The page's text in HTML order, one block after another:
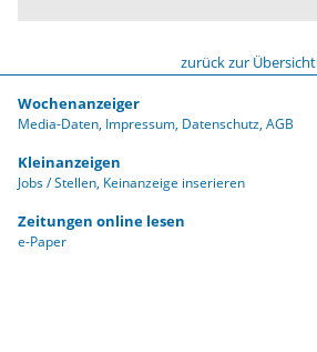
zurück zur Übersicht
Wochenanzeiger
Media-Daten Impressum Datenschutz AGB
Kleinanzeigen
Jobs / Stellen Keinanzeige inserieren
Zeitungen online lesen
e-Paper